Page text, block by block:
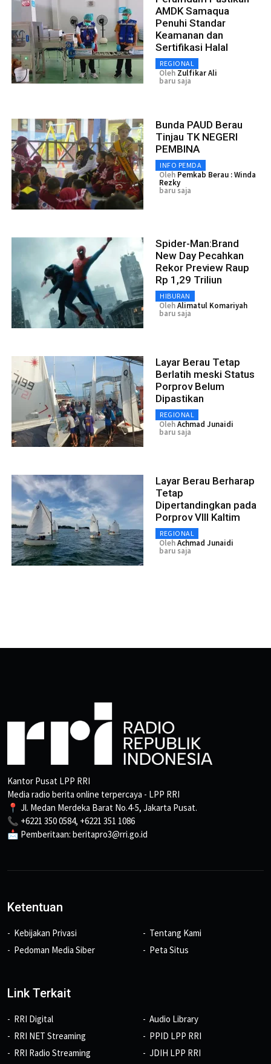
AMDK Samaqua
Penuhi Standar
Keamanan dan
Sertifikasi Halal
REGIONAL
Oleh Zulfikar Ali
baru saja
Bunda PAUD Berau
Tinjau TK NEGERI
PEMBINA
INFO PEMDA
Oleh Pemkab Berau : Winda
Rezky
baru saja
Spider-Man:Brand
New Day Pecahkan
Rekor Preview Raup
Rp 1,29 Triliun
HIBURAN
OlehAlimatul Komariyah
baru saja
Layar Berau Tetap
Berlatih meski Status
Porprov Belum
Dipastikan
REGIONAL
OlehAchmad Junaidi
baru saja
Layar Berau Berharap
Tetap
Dipertandingkan pada
Porprov VIII Kaltim
REGIONAL
OlehAchmad Junaidi
baru saja
Kantor Pusat LPP RRI
Media radio berita online terpercaya - LPP RRI
📍 Jl. Medan Merdeka Barat No.4-5, Jakarta Pusat.
📞 +6221 350 0584, +6221 351 1086
📩 Pemberitaan: beritapro3@rri.go.id
Ketentuan
Kebijakan Privasi
Pedoman Media Siber
Tentang Kami
Peta Situs
Link Terkait
RRI Digital
RRI NET Streaming
RRI Radio Streaming
Audio Library
PPID LPP RRI
JDIH LPP RRI